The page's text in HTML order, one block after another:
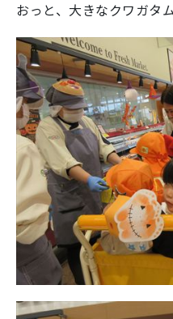
おっと、大きなクワガタ